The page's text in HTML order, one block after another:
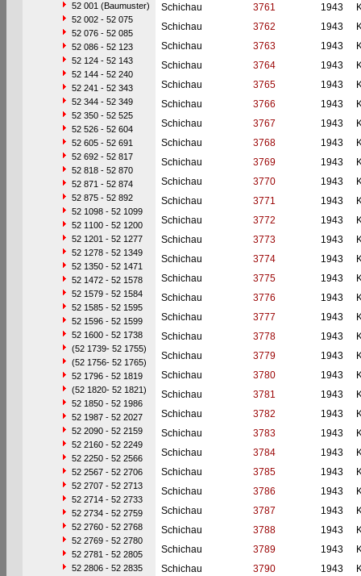
52 001 (Baumuster)
52 002 - 52 075
52 076 - 52 085
52 086 - 52 123
52 124 - 52 143
52 144 - 52 240
52 241 - 52 343
52 344 - 52 349
52 350 - 52 525
52 526 - 52 604
52 605 - 52 691
52 692 - 52 817
52 818 - 52 870
52 871 - 52 874
52 875 - 52 892
52 1098 - 52 1099
52 1100 - 52 1200
52 1201 - 52 1277
52 1278 - 52 1349
52 1350 - 52 1471
52 1472 - 52 1578
52 1579 - 52 1584
52 1585 - 52 1595
52 1596 - 52 1599
52 1600 - 52 1738
(52 1739- 52 1755)
(52 1756- 52 1765)
52 1796 - 52 1819
(52 1820- 52 1821)
52 1850 - 52 1986
52 1987 - 52 2027
52 2090 - 52 2159
52 2160 - 52 2249
52 2250 - 52 2566
52 2567 - 52 2706
52 2707 - 52 2713
52 2714 - 52 2733
52 2734 - 52 2759
52 2760 - 52 2768
52 2769 - 52 2780
52 2781 - 52 2805
52 2806 - 52 2835
Schichau
3761 1943
Schichau
3762 1943
Schichau
3763 1943
Schichau
3764 1943
Schichau
3765 1943
Schichau
3766 1943
Schichau
3767 1943
Schichau
3768 1943
Schichau
3769 1943
Schichau
3770 1943
Schichau
3771 1943
Schichau
3772 1943
Schichau
3773 1943
Schichau
3774 1943
Schichau
3775 1943
Schichau
3776 1943
Schichau
3777 1943
Schichau
3778 1943
Schichau
3779 1943
Schichau
3780 1943
Schichau
3781 1943
Schichau
3782 1943
Schichau
3783 1943
Schichau
3784 1943
Schichau
3785 1943
Schichau
3786 1943
Schichau
3787 1943
Schichau
3788 1943
Schichau
3789 1943
Schichau
3790 1943